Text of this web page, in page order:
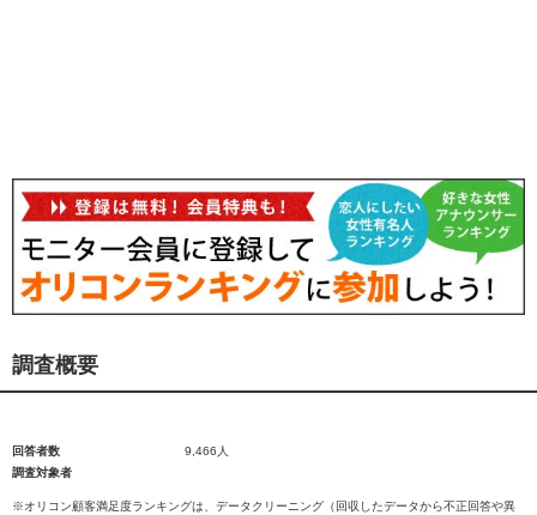
調査概要
回答者数
9,466人
調査対象者
※オリコン顧客満足度ランキングは、データクリーニング（回収したデータから不正回答や異